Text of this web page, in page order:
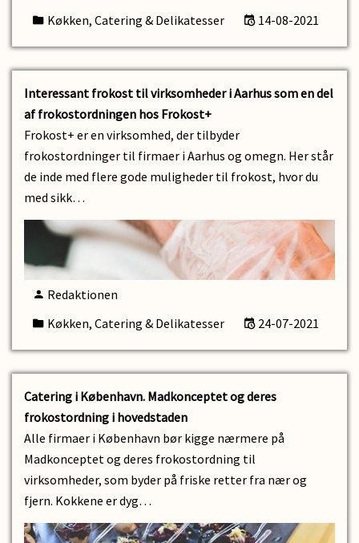
Køkken, Catering & Delikatesser
14-08-2021
Interessant frokost til virksomheder i Aarhus som en del
af frokostordningen hos Frokost+
Frokost+ er en virksomhed, der tilbyder
frokostordninger til firmaer i Aarhus og omegn. Her står
de inde med flere gode muligheder til frokost, hvor du
med sikk…
Redaktionen
Køkken, Catering & Delikatesser
24-07-2021
Catering i København. Madkonceptet og deres
frokostordning i hovedstaden
Alle firmaer i København bør kigge nærmere på
Madkonceptet og deres frokostordning til
virksomheder, som byder på friske retter fra nær og
fjern. Kokkene er dyg…